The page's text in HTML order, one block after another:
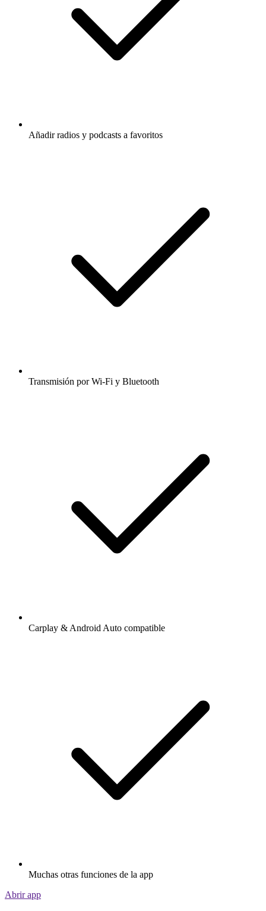
Añadir radios y podcasts a favoritos
Transmisión por Wi-Fi y Bluetooth
Carplay & Android Auto compatible
Muchas otras funciones de la app
Abrir app